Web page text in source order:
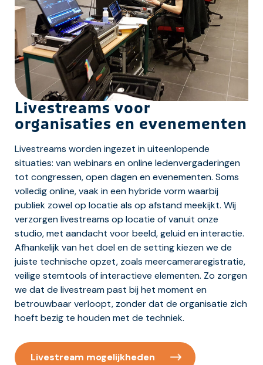
Livestreams voor
organisaties en evenementen
Livestreams worden ingezet in uiteenlopende
situaties: van webinars en online ledenvergaderingen
tot congressen, open dagen en evenementen. Soms
volledig online, vaak in een hybride vorm waarbij
publiek zowel op locatie als op afstand meekijkt. Wij
verzorgen livestreams op locatie of vanuit onze
studio, met aandacht voor beeld, geluid en interactie.
Afhankelijk van het doel en de setting kiezen we de
juiste technische opzet, zoals meercameraregistratie,
veilige stemtools of interactieve elementen. Zo zorgen
we dat de livestream past bij het moment en
betrouwbaar verloopt, zonder dat de organisatie zich
hoeft bezig te houden met de techniek.
Livestream mogelijkheden